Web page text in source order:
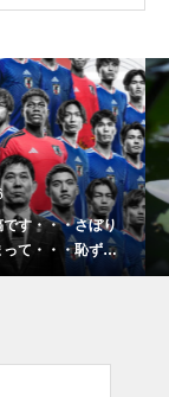
2026.02.16
今年初めての投稿・・
生活習慣の改善」が今年
す。